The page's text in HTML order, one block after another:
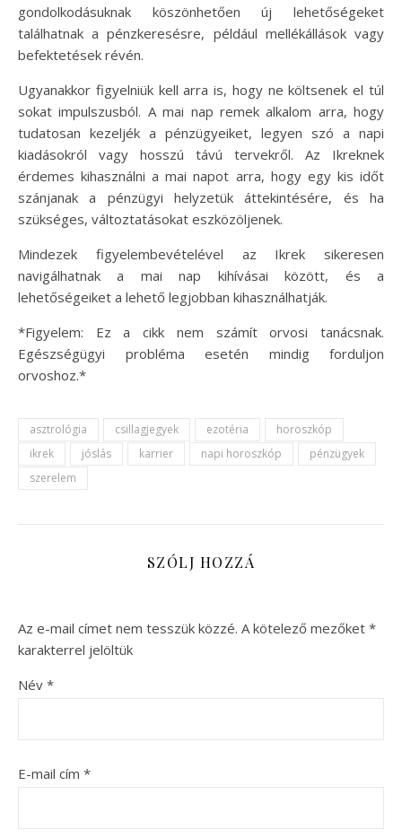
gondolkodásuknak köszönhetően új lehetőségeket
találhatnak a pénzkeresésre, például mellékállások vagy
befektetések révén.
Ugyanakkor figyelniük kell arra is, hogy ne költsenek el túl
sokat impulszusból. A mai nap remek alkalom arra, hogy
tudatosan kezeljék a pénzügyeiket, legyen szó a napi
kiadásokról vagy hosszú távú tervekről. Az Ikreknek
érdemes kihasználni a mai napot arra, hogy egy kis időt
szánjanak a pénzügyi helyzetük áttekintésére, és ha
szükséges, változtatásokat eszközöljenek.
Mindezek figyelembevételével az Ikrek sikeresen
navigálhatnak a mai nap kihívásai között, és a
lehetőségeiket a lehető legjobban kihasználhatják.
*Figyelem: Ez a cikk nem számít orvosi tanácsnak.
Egészségügyi probléma esetén mindig forduljon
orvoshoz.*
asztrológia csillagjegyek ezotéria
horoszkóp
ikrek
jóslás karrier napi horoszkóp
pénzügyek
szerelem
SZÓLJ HOZZÁ
Az e-mail címet nem tesszük közzé. A kötelező mezőket *
karakterrel jelöltük
Név *
E-mail cím *